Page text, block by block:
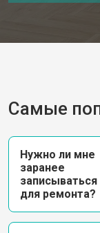
Самые
Нужно ли мне
заранее
записываться
для ремонта?